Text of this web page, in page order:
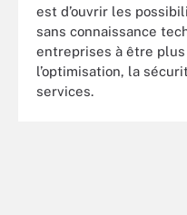
est d’ouvrir les
sans connaissance
entreprises à être
l’optimisation, la
services.